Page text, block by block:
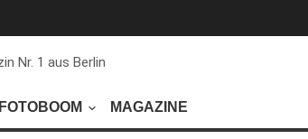
FOTOBOOM MAGAZINE